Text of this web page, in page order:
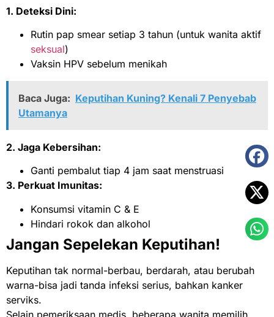
1. Deteksi Dini:
Rutin pap smear setiap 3 tahun (untuk wanita aktif
seksual)
Vaksin HPV sebelum menikah
Baca Juga: Keputihan Kuning? Kenali 7 Penyebab
Utamanya
2. Jaga Kebersihan:
Ganti pembalut tiap 4 jam saat menstruasi
3. Perkuat Imunitas:
Konsumsi vitamin C & E
Hindari rokok dan alkohol
Jangan Sepelekan Keputihan!
Keputihan tak normal-berbau, berdarah, atau berubah
warna-bisa jadi tanda infeksi serius, bahkan kanker
serviks.
Selain pemeriksaan medis, beberapa wanita memilih